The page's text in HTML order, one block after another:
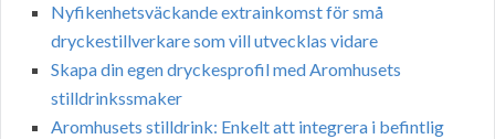
Nyfikenhetsväckande extrainkomst för små
dryckestillverkare som vill utvecklas vidare
Skapa din egen dryckesprofil med Aromhusets
stilldrinkssmaker
Aromhusets stilldrink: Enkelt att integrera i befintlig